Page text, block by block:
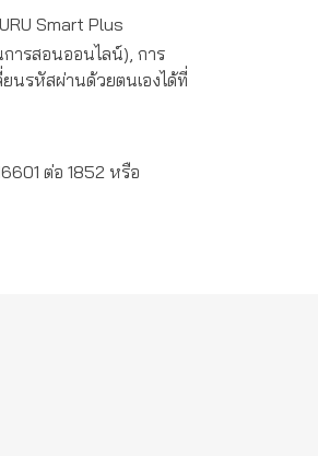
Smart Plus
การสอนออนไลน์), การ
นรหัสผ่านด้วยตนเองได้ที่
ต่อ 1852 หรือ